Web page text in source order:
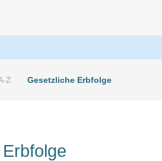
Z Gesetzliche Erbfolge